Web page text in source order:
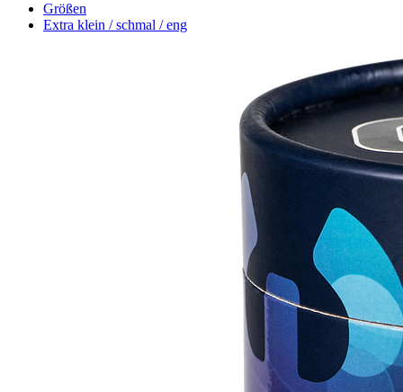
Größen
Extra klein / schmal / eng